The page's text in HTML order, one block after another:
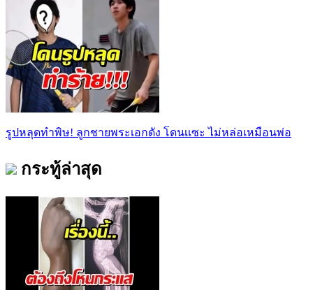
รูปหลุดทำพิษ! ลูกชายพระเอกดัง โดนเเซะ ไม่หล่อเหมือนพ่อ
กระทู้ล่าสุด